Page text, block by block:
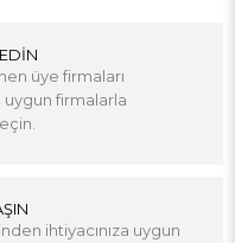
üye firmaları
uygun firmalarla
ihtiyacınıza uygun